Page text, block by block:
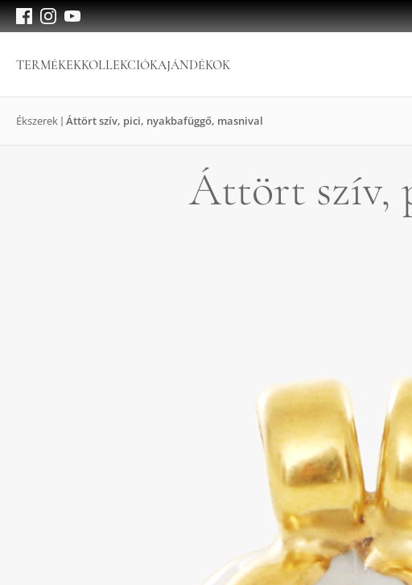
TERMÉKEKKOLLEKCIÓKAJÁNDÉKOK
Ékszerek Áttört szív, pici, nyakbafüggő, masnival
Áttört szív,